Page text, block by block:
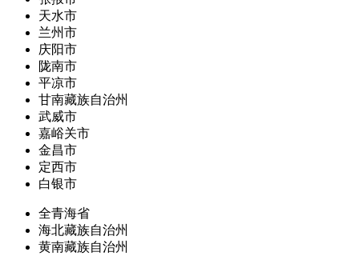
天水市
兰州市
庆阳市
陇南市
平凉市
甘南藏族自治州
武威市
嘉峪关市
金昌市
定西市
白银市
全青海省
海北藏族自治州
黄南藏族自治州